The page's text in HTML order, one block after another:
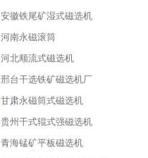
安徽铁尾矿湿式磁选机
河南永磁滚筒
河北顺流式磁选机
邢台干选铁矿磁选机厂
甘肃永磁筒式磁选机
贵州干式辊式强磁选机
青海锰矿平板磁选机